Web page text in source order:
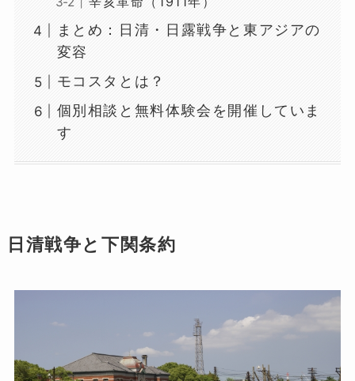
まとめ：日清・日露戦争と東アジアの
変容
モコスタとは？
個別相談と無料体験会を開催していま
す
日清戦争と下関条約